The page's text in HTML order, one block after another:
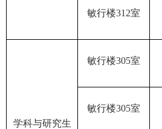
敏行楼312室
学科与研究生
敏行楼305室
敏行楼305室